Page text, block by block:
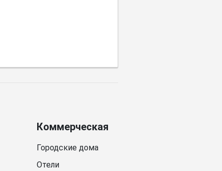
Коммерческая
Городские дома
Отели